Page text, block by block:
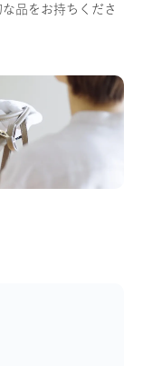
品をお持ちくださ